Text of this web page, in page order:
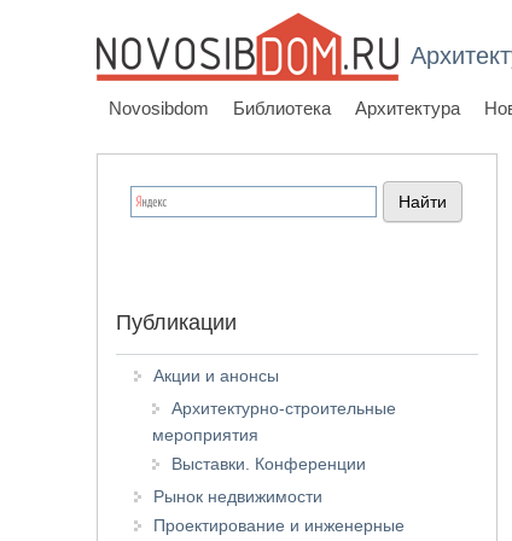
Novosibdom Библиотека Архитектура
Публикации
Акции и анонсы
Архитектурно-строительные
мероприятия
Выставки. Конференции
Рынок недвижимости
Проектирование и инженерные